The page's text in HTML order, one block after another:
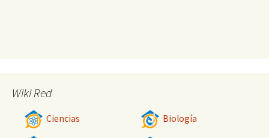
Wiki Red
Ciencias Biología